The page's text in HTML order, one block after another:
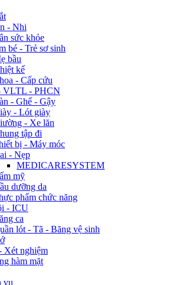
- Nhi
sức khỏe
bé - Trẻ sơ sinh
bầu
kế
- Cấp cứu
VLTL - PHCN
- Ghế - Gậy
- Lót giày
- Xe lăn
tập đi
bị - Máy móc
- Nẹp
MEDICARESYSTEM
mỹ
dưỡng da
phẩm chức năng
- ICU
ca
lót - Tã - Băng vệ sinh
nghiệm
hàm mặt
vụ